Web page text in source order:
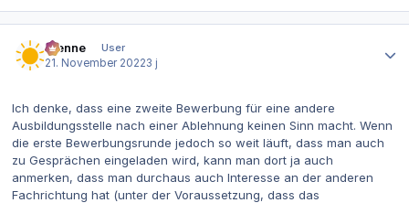
Rienne
User
21. November 20223 j
Ich denke, dass eine zweite Bewerbung für eine andere
Ausbildungsstelle nach einer Ablehnung keinen Sinn macht. Wenn
die erste Bewerbungsrunde jedoch so weit läuft, dass man auch
zu Gesprächen eingeladen wird, kann man dort ja auch
anmerken, dass man durchaus auch Interesse an der anderen
Fachrichtung hat (unter der Voraussetzung, dass das